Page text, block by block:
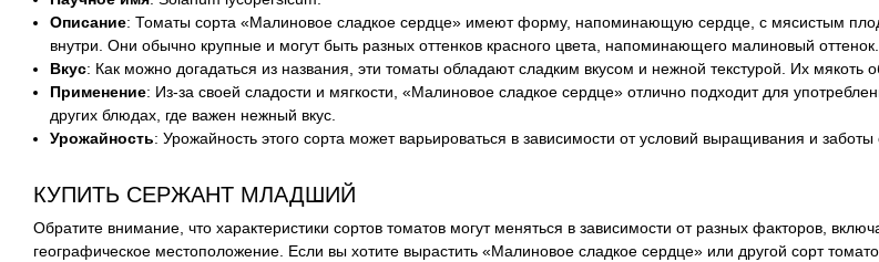
Описание: Томаты сорта «Малиновое сладкое сердце» имеют форму, напоминающую сердце, с мясистым
внутри. Они обычно крупные и могут быть разных оттенков красного цвета, напоминающего малиновый оттенок.
Вкус: Как можно догадаться из названия, эти томаты обладают сладким вкусом и нежной текстурой. Их мякоть
Применение: Из-за своей сладости и мягкости, «Малиновое сладкое сердце» отлично подходит для
других блюдах, где важен нежный вкус.
Урожайность: Урожайность этого сорта может варьироваться в зависимости от условий выращивания и заботы
КУПИТЬ СЕРЖАНТ МЛАДШИЙ
Обратите внимание, что характеристики сортов томатов могут меняться в зависимости от разных факторов,
географическое местоположение. Если вы хотите вырастить «Малиновое сладкое сердце» или другой сорт